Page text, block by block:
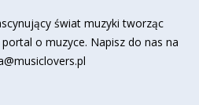
świat muzyki tworząc
o muzyce. Napisz do nas na